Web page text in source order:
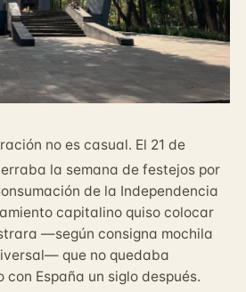
no es casual. El 21 de
la semana de festejos por
de la Independencia
capitalino quiso colocar
—según consigna mochila
que no quedaba
España un siglo después.